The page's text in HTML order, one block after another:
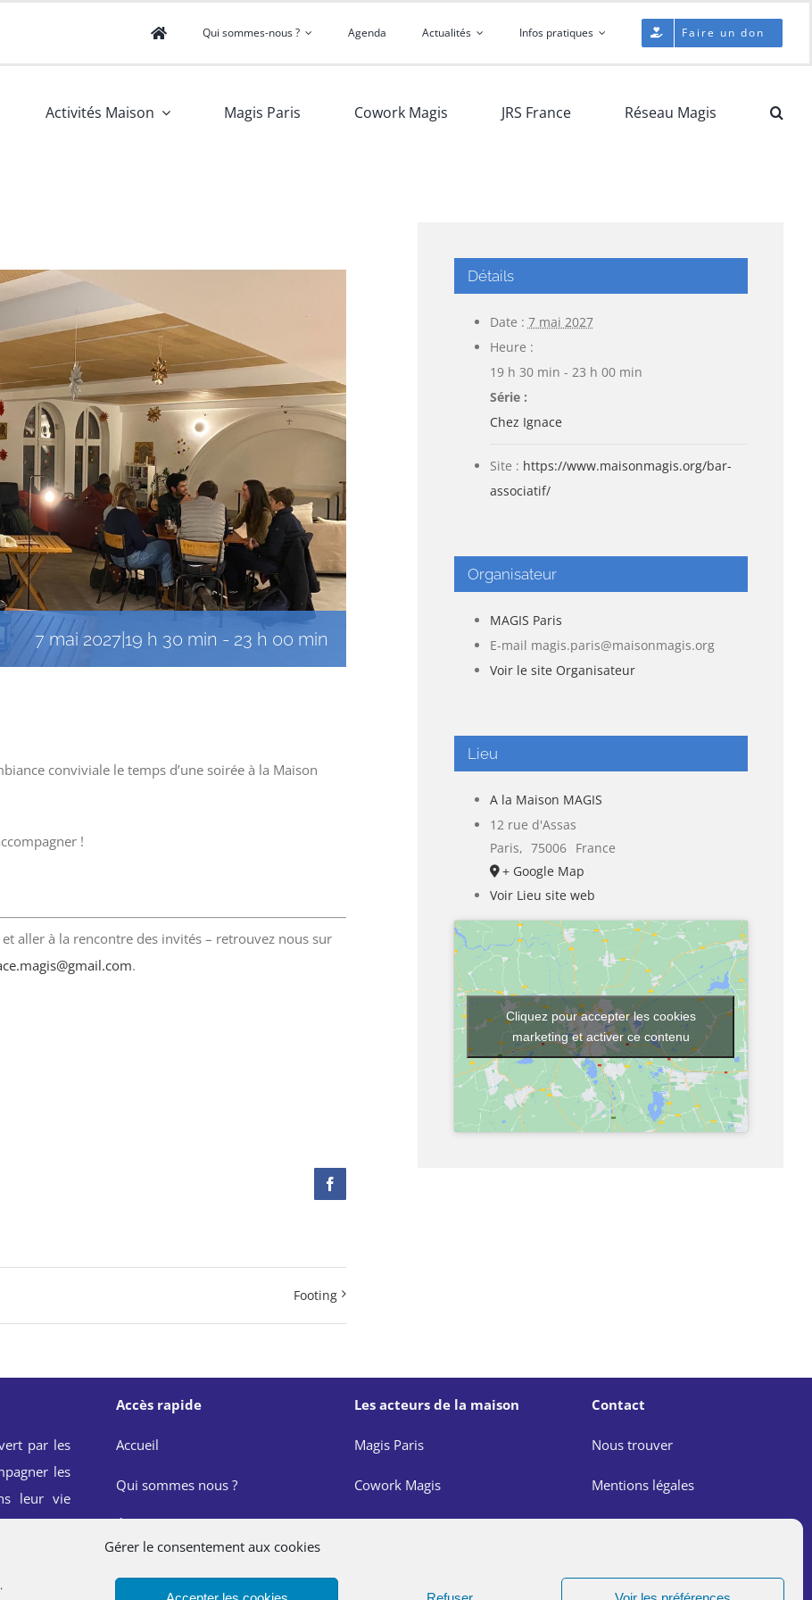
Gérer le consentement aux cookies
Qui sommes-nous ? Agenda Actualités Infos pratiques Faire un don
Activités Maison Magis Paris Cowork Magis JRS France Réseau Magis
7 mai 2027|19 h 30 min - 23 h 00 min
conviviale le temps d’une soirée à la Maison
!
aller à la rencontre des invités – retrouvez nous sur
.
Facebook
Footing
Détails
Date : 7 mai 2027
Heure :
19 h 30 min - 23 h 00 min
Série :
Chez Ignace
Site : https://www.maisonmagis.org/bar-
associatif/
Organisateur
MAGIS Paris
E-mail magis.paris@maisonmagis.org
Voir le site Organisateur
Lieu
A la Maison MAGIS
12 rue d'Assas
Paris, 75006 France
+ Google Map
Voir Lieu site web
Cliquez pour accepter les cookies
marketing et activer ce contenu
par les
les
leur vie
et
Accès rapide
Accueil
Qui sommes nous ?
Événements
Les acteurs de la maison
Magis Paris
Cowork Magis
JRS France
Contact
Nous trouver
Mentions légales
Politique de confidentialité
l’Église